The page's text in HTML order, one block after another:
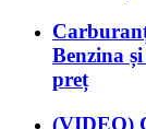
Benzina
preț
(VIDEO)